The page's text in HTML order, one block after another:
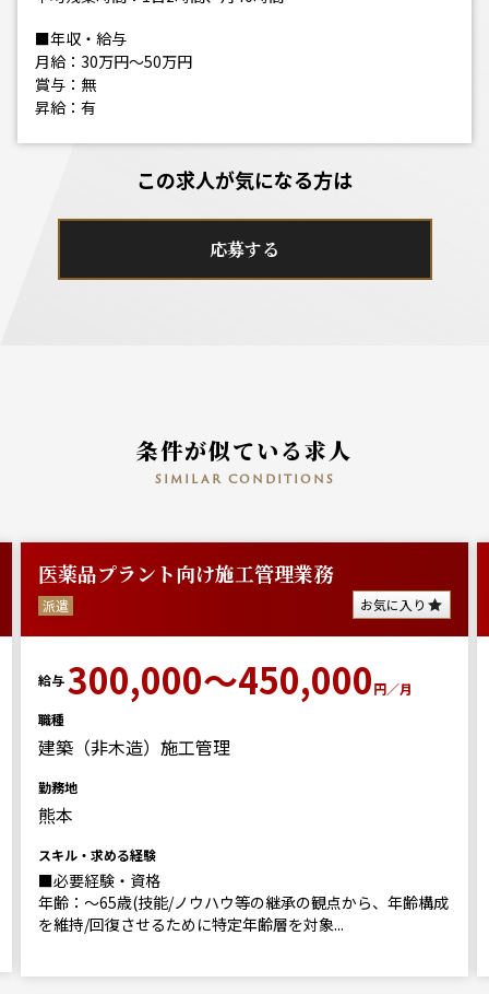
■年収・給与
月給：30万円～50万円
賞与：無
昇給：有
この求人が気になる方は
応募する
条件が似ている求人
similar conditions
医薬品プラント向け施工管理業務
派遣 お気に入り
給与300,000～450,000円／月
職種
建築（非木造）施工管理
勤務地
熊本
スキル・求める経験
■必要経験・資格
年齢：～65歳(技能/ノウハウ等の継承の観点から、年齢構成
を維持/回復させるために特定年齢層を対象...